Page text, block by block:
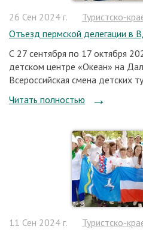
26 Сен 2024 г.
Туристско-
Отъезд пермской делегации в
С 27 сентября по 17 октября
детском центре «Океан» на
Всероссийская смена детских
Читать полностью
11 Сен 2024 г.
Туристско-